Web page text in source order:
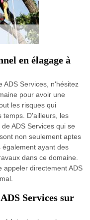
en élagage à
ADS Services, n'hésitez
pour avoir une
les risques qui
temps. D'ailleurs, les
ADS Services qui se
non seulement aptes
ayant des
dans ce domaine.
appeler directement ADS
Services sur